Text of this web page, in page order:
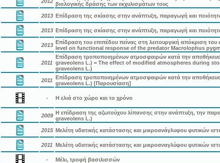
βιολογικής δράσης των εκχυλισμάτων τους
2013 Επίδραση της σκίασης στην ανάπτυξη, παραγωγή και
2013 Επίδραση της σκίασης στην ανάπτυξη, παραγωγή και
2013 Επίδραση του επιπέδου πείνας στη λειτουργική απόκριση
level on functional response of the predator Macrolophus
2011
Επίδραση τροποποιημένων ατμοσφαιρών κατά την
graveolens L.) = The effect of modified atmospheres during
graveolens L.)
2011 Επίδραση τροποποιημένων ατμοσφαιρών κατά την
graveolens L.) [Παρουσίαση]
- Η ελιά στο χώρο και το χρόνο
2009 Η επίδραση της αζωτούχου λίπανσης στην ανάπτυξη, την
graveolens L.)
2015 Μελέτη υδατικής κατάστασης και μικροανάγλυφου φυτικών
2011 Μελέτη υδατικής κατάστασης και μικροαναγλύφου φυτικών
- Μέλι, τροφή βασιλισσών